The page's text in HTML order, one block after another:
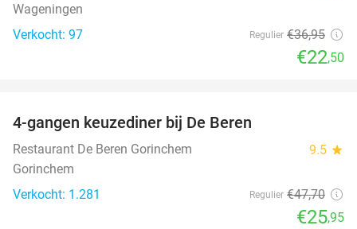
Wageningen
Verkocht: 97
Regulier €36,95
€22,50
4-gangen keuzediner bij De Beren
Restaurant De Beren Gorinchem 9.5 star
Gorinchem
Verkocht: 1.281
Regulier €47,70
€25,95